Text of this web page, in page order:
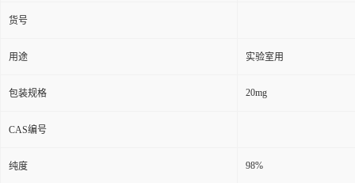
货号
用途 实验室用
包装规格 20mg
CAS编号
纯度 98%